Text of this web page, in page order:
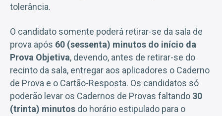
tolerância.
O candidato somente poderá retirar-se da sala de
prova após 60 (sessenta) minutos do início da
Prova Objetiva, devendo, antes de retirar-se do
recinto da sala, entregar aos aplicadores o Caderno
de Prova e o Cartão-Resposta. Os candidatos só
poderão levar os Cadernos de Provas faltando 30
(trinta) minutos do horário estipulado para o